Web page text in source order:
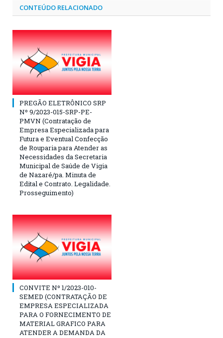
CONTEÚDO RELACIONADO
PREGÃO ELETRÔNICO SRP
Nº 9/2023-015-SRP-PE-
PMVN (Contratação de
Empresa Especializada para
Futura e Eventual Confecção
de Rouparia para Atender as
Necessidades da Secretaria
Municipal de Saúde de Vigia
de Nazaré/pa. Minuta de
Edital e Contrato. Legalidade.
Prosseguimento)
CONVITE Nº 1/2023-010-
SEMED (CONTRATAÇÃO DE
EMPRESA ESPECIALIZADA
PARA O FORNECIMENTO DE
MATERIAL GRAFICO PARA
ATENDER A DEMANDA DA